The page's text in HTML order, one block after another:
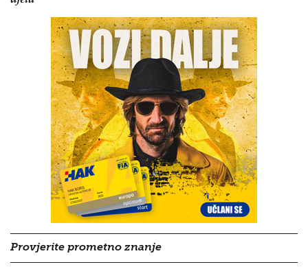
Provjerite prometno znanje